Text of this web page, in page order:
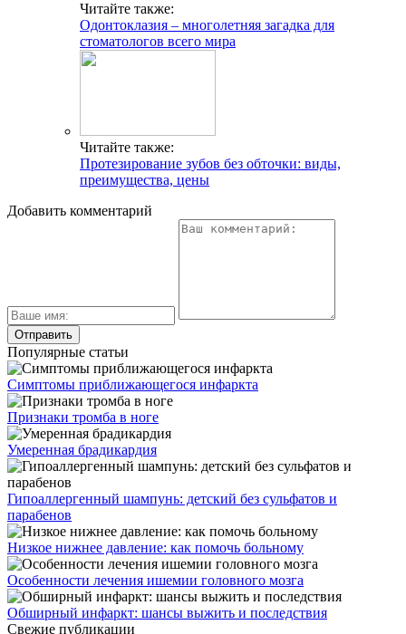
Читайте также:
Одонтоклазия – многолетняя загадка для
стоматологов всего мира
Читайте также:
Протезирование зубов без обточки: виды,
преимущества, цены
Добавить комментарий
Популярные статьи
Симптомы приближающегося инфаркта
Признаки тромба в ноге
Умеренная брадикардия
Гипоаллергенный шампунь: детский без сульфатов и
парабенов
Низкое нижнее давление: как помочь больному
Особенности лечения ишемии головного мозга
Обширный инфаркт: шансы выжить и последствия
Свежие публикации